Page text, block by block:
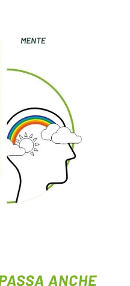
ANCHE